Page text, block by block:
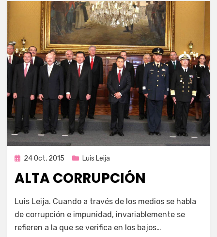
Publicada
24 Oct, 2015 Luis Leija
ALTA CORRUPCIÓN
por Enrique
Luis Leija. Cuando a través de los medios se habla
de corrupción e impunidad, invariablemente se
refieren a la que se verifica en los bajos…